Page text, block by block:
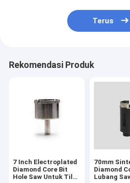
Terus
Rekomendasi Produk
7 Inch Electroplated
Diamond Core Bit
Hole Saw Untuk Tile
70mm
Diamond
Lubang